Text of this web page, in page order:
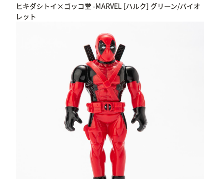
ヒキダシトイ×ゴッコ堂 -MARVEL [ハルク] グリーン/バイオ
レット